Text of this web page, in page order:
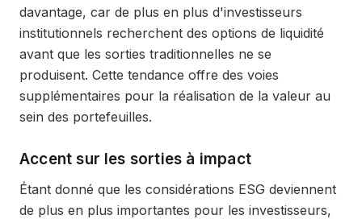
davantage, car de plus en plus d'investisseurs
institutionnels recherchent des options de liquidité
avant que les sorties traditionnelles ne se
produisent. Cette tendance offre des voies
supplémentaires pour la réalisation de la valeur au
sein des portefeuilles.
Accent sur les sorties à impact
Étant donné que les considérations ESG deviennent
de plus en plus importantes pour les investisseurs,